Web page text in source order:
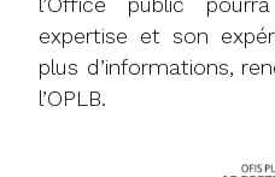
s’épanouissent
en langue
élèves scolarisés
l’Office public
expertise et son
plus d’informations,
l’OPLB.